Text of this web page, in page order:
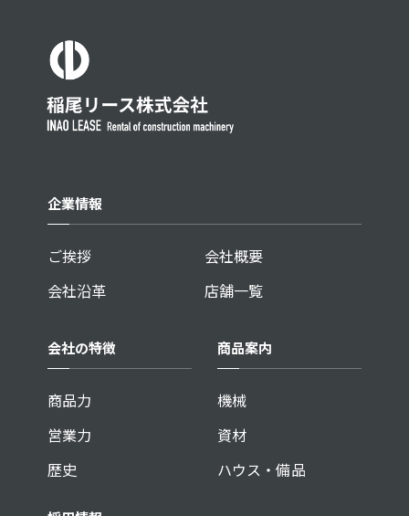
企業情報
ご挨拶
会社概要
会社沿革
店舗一覧
会社の特徴
商品力
営業力
歴史
商品案内
機械
資材
ハウス・備品